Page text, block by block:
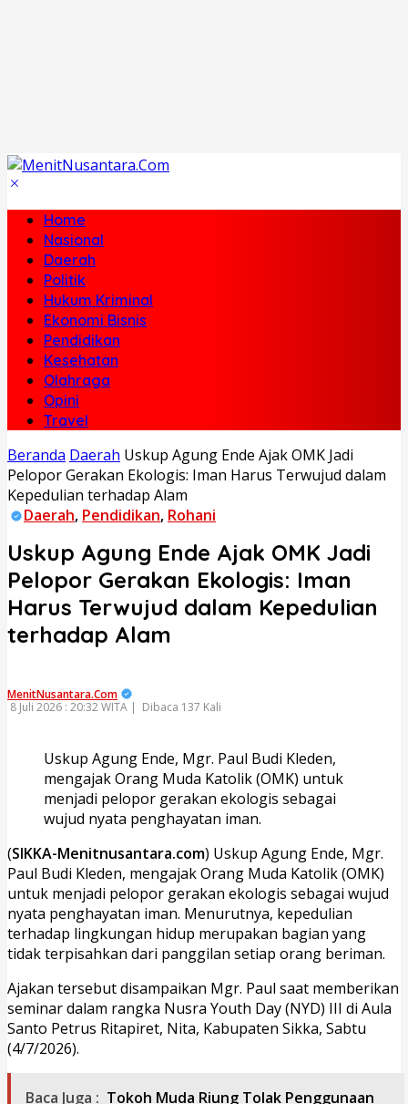
Nasional
Hukum Kriminal
Ekonomi Bisnis
Pendidikan
Kesehatan
Olahraga
Opini
Travel
Home
Nasional
Daerah
Politik
Hukum Kriminal
Ekonomi Bisnis
Pendidikan
Kesehatan
Olahraga
Opini
Travel
Beranda Daerah Uskup Agung Ende Ajak OMK Jadi
Pelopor Gerakan Ekologis: Iman Harus Terwujud dalam
Kepedulian terhadap Alam
Daerah, Pendidikan, Rohani
Uskup Agung Ende Ajak OMK Jadi
Pelopor Gerakan Ekologis: Iman
Harus Terwujud dalam Kepedulian
terhadap Alam
MenitNusantara.Com
8 Juli 2026 : 20:32 WITA | Dibaca 137 Kali
Uskup Agung Ende, Mgr. Paul Budi Kleden,
mengajak Orang Muda Katolik (OMK) untuk
menjadi pelopor gerakan ekologis sebagai
wujud nyata penghayatan iman.
(SIKKA-Menitnusantara.com) Uskup Agung Ende, Mgr.
Paul Budi Kleden, mengajak Orang Muda Katolik (OMK)
untuk menjadi pelopor gerakan ekologis sebagai wujud
nyata penghayatan iman. Menurutnya, kepedulian
terhadap lingkungan hidup merupakan bagian yang
tidak terpisahkan dari panggilan setiap orang beriman.
Ajakan tersebut disampaikan Mgr. Paul saat memberikan
seminar dalam rangka Nusra Youth Day (NYD) III di Aula
Santo Petrus Ritapiret, Nita, Kabupaten Sikka, Sabtu
(4/7/2026).
Baca Juga : Tokoh Muda Riung Tolak Penggunaan